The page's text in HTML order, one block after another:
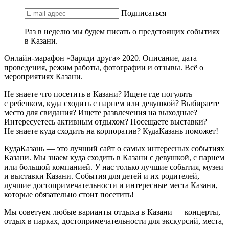
Подписаться
Раз в неделю мы будем писать о предстоящих событиях
в Казани.
Онлайн-марафон «Заряди друга» 2020. Описание, дата
проведения, режим работы, фотографии и отзывы. Всё о
мероприятиях Казани.
Не знаете что посетить в Казани? Ищете где погулять
с ребенком, куда сходить с парнем или девушкой? Выбираете
место для свидания? Ищете развлечения на выходные?
Интересуетесь активным отдыхом? Посещаете выставки?
Не знаете куда сходить на корпоратив? КудаКазань поможет!
КудаКазань — это лучший сайт о самых интересных событиях
Казани. Мы знаем куда сходить в Казани с девушкой, с парнем
или большой компанией. У нас только лучшие события, музеи
и выставки Казани. События для детей и их родителей,
лучшие достопримечательности и интересные места Казани,
которые обязательно стоит посетить!
Мы советуем любые варианты отдыха в Казани — концерты,
отдых в парках, достопримечательности для экскурсий, места,